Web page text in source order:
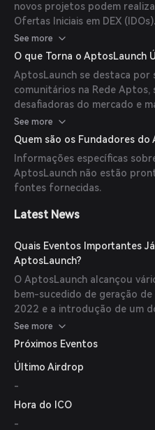
novos projetos podem
Ofertas Iniciais em DEX
dessas vendas cumprindo
possuir ou fazer staking dos
plataforma garante um
proprietários de projetos e
See more
O que Torna o AptosLaunch
AptosLaunch se destaca
comunitários na Rede Aptos,
desafiadoras do mercado e
desenvolvimento e saúde
uma Launchpad', sugere
See more
Quem são os Fundadores do
Informações específicas
AptosLaunch não estão
fontes fornecidas.
Latest News
Quais Eventos Importantes
AptosLaunch?
O AptosLaunch alcançou
bem-sucedido de geração
2022 e a introdução de um
staking composto na Aptos
plataforma também
See more
Próximos Eventos
Último Airdrop
-
Hora do ICO
-